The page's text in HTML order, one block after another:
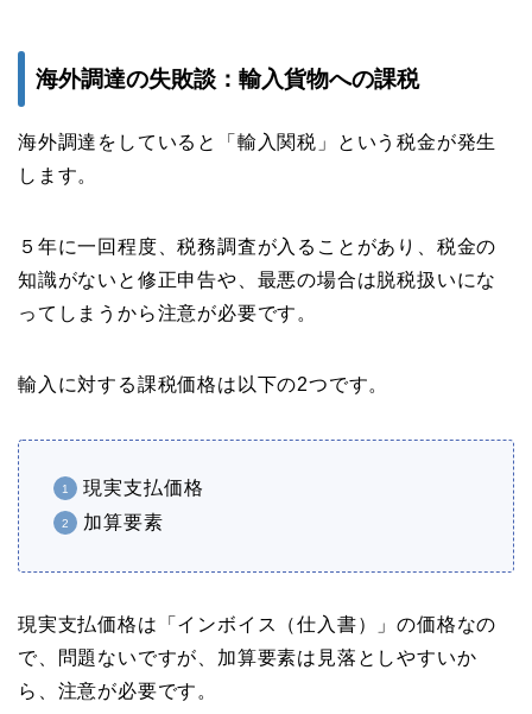
海外調達の失敗談：輸入貨物への課税
海外調達をしていると「輸入関税」という税金が発生
します。
５年に一回程度、税務調査が入ることがあり、税金の
知識がないと修正申告や、最悪の場合は脱税扱いにな
ってしまうから注意が必要です。
輸入に対する課税価格は以下の2つです。
現実支払価格
加算要素
現実支払価格は「インボイス（仕入書）」の価格なの
で、問題ないですが、加算要素は見落としやすいか
ら、注意が必要です。